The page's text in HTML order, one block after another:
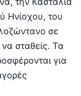
Ηνίοχου, του
σε
σταθείς. Τα
για